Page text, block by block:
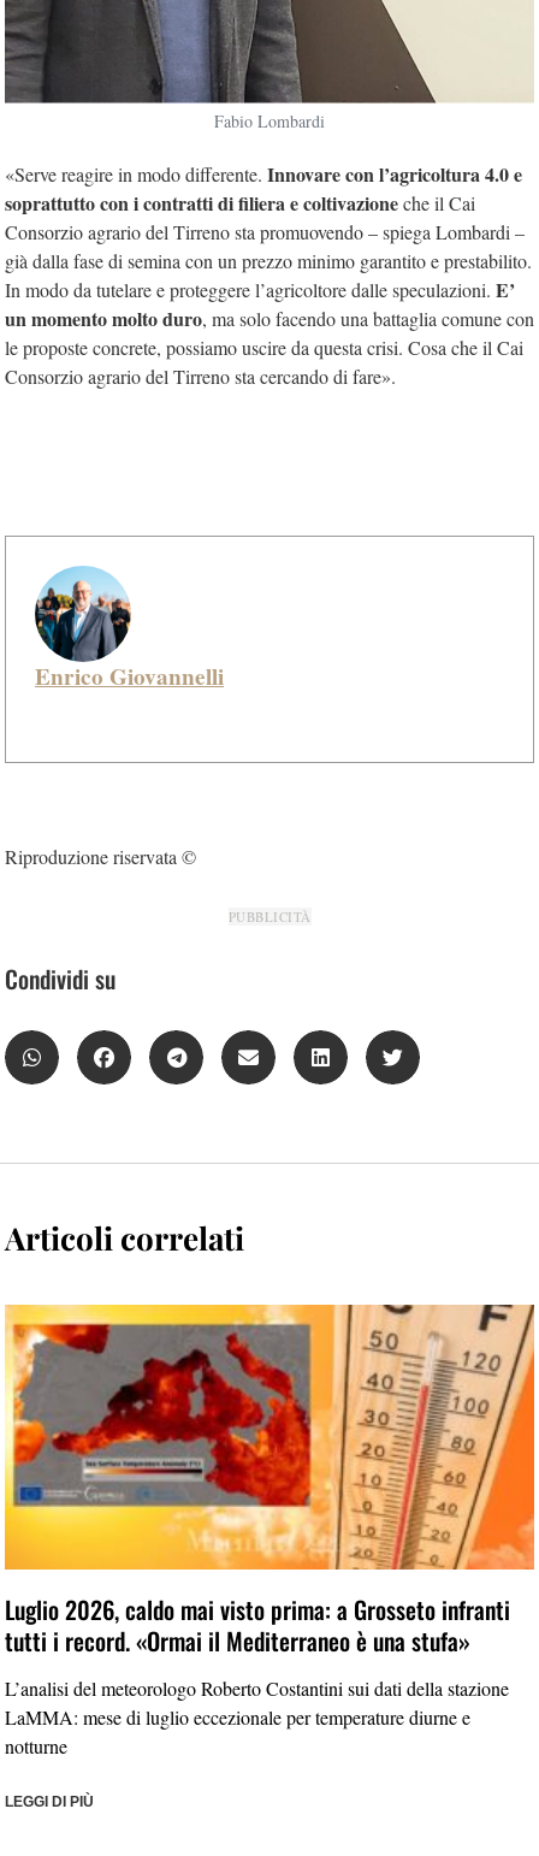
Fabio Lombardi
«Serve reagire in modo differente. Innovare con l’agricoltura 4.0 e
soprattutto con i contratti di filiera e coltivazioneche il Cai
Consorzio agrario del Tirreno sta promuovendo – spiega Lombardi –
già dalla fase di semina con un prezzo minimo garantito e prestabilito.
In modo da tutelare e proteggere l’agricoltore dalle speculazioni. E’
un momento molto duro, ma solo facendo una battaglia comune con
le proposte concrete, possiamo uscire da questa crisi. Cosa che il Cai
Consorzio agrario del Tirreno sta cercando di fare».
Enrico Giovannelli
Riproduzione riservata ©
PUBBLICITÀ
Condividi su
Articoli correlati
Luglio 2026, caldo mai visto prima: a Grosseto infranti
tutti i record. «Ormai il Mediterraneo è una stufa»
L’analisi del meteorologo Roberto Costantini sui dati della stazione
LaMMA: mese di luglio eccezionale per temperature diurne e
notturne
LEGGI DI PIÙ